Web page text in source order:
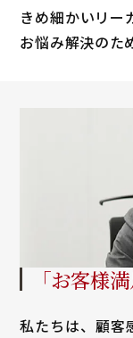
きめ細かいリー
お悩み解決のた
「お客様
私たちは、顧客